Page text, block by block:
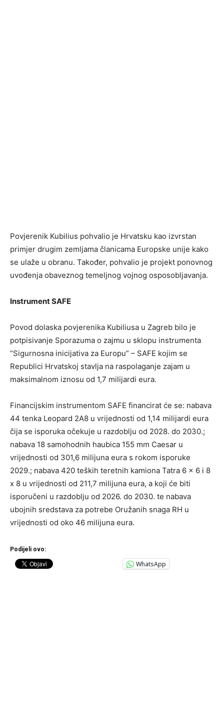
Povjerenik Kubilius pohvalio je Hrvatsku kao izvrstan
primjer drugim zemljama članicama Europske unije kako
se ulaže u obranu. Također, pohvalio je projekt ponovnog
uvođenja obaveznog temeljnog vojnog osposobljavanja.
Instrument SAFE
Povod dolaska povjerenika Kubiliusa u Zagreb bilo je
potpisivanje Sporazuma o zajmu u sklopu instrumenta
“Sigurnosna inicijativa za Europu” – SAFE kojim se
Republici Hrvatskoj stavlja na raspolaganje zajam u
maksimalnom iznosu od 1,7 milijardi eura.
Financijskim instrumentom SAFE financirat će se: nabava
44 tenka Leopard 2A8 u vrijednosti od 1,14 milijardi eura
čija se isporuka očekuje u razdoblju od 2028. do 2030.;
nabava 18 samohodnih haubica 155 mm Caesar u
vrijednosti od 301,6 milijuna eura s rokom isporuke
2029.; nabava 420 teških teretnih kamiona Tatra 6 x 6 i 8
x 8 u vrijednosti od 211,7 milijuna eura, a koji će biti
isporučeni u razdoblju od 2026. do 2030. te nabava
ubojnih sredstava za potrebe Oružanih snaga RH u
vrijednosti od oko 46 milijuna eura.
Podijeli ovo:
WhatsApp